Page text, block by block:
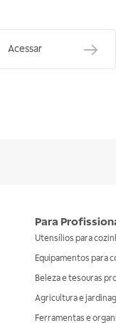
Acessar
Para
Utensílios para
Equipamentos para
Beleza e tesouras
Agricultura e
Ferramentas e